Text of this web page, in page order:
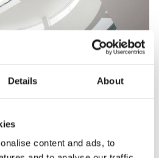
Details About
content and ads, to
de santé